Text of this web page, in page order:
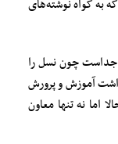
به گواه نوشته‌های
جداست چون نسل را
آموزش و پرورش
اما نه تنها معاون